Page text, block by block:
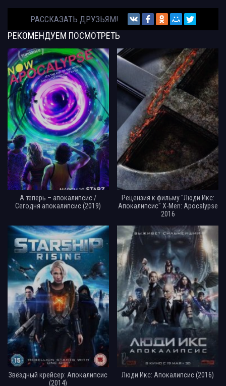
РАССКАЗАТЬ ДРУЗЬЯМ!
РЕКОМЕНДУЕМ ПОСМОТРЕТЬ
А теперь – апокалипсис /
Сегодня апокалипсис (2019)
Рецензия к фильму "Люди Икс:
Апокалипсис" X-Men: Apocalypse
2016
Звёздный крейсер: Апокалипсис
(2014)
Люди Икс: Апокалипсис (2016)